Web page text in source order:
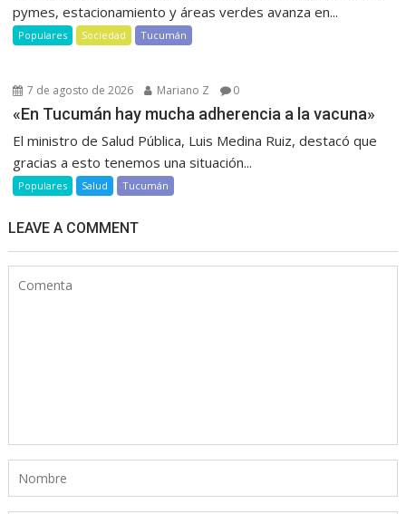
pymes, estacionamiento y áreas verdes avanza en...
Populares Sociedad Tucumán
7 de agosto de 2026 Mariano Z 0
«En Tucumán hay mucha adherencia a la vacuna»
El ministro de Salud Pública, Luis Medina Ruiz, destacó que
gracias a esto tenemos una situación...
Populares Salud Tucumán
LEAVE A COMMENT